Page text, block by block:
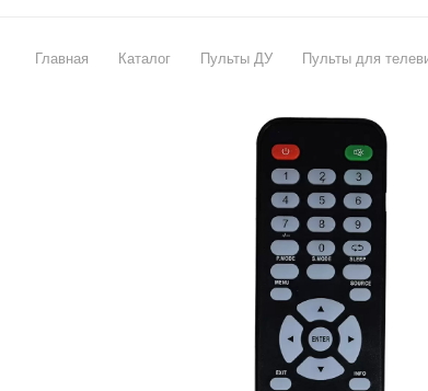
Главная Каталог Пульты ДУ Пульты для